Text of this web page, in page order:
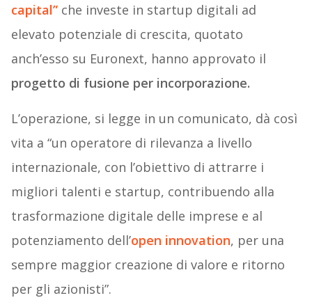
capital”che investe in startup digitali ad
elevato potenziale di crescita, quotato
anch’esso su Euronext, hanno approvato il
progetto di fusione per incorporazione.
L’operazione, si legge in un comunicato, dà così
vita a “un operatore di rilevanza a livello
internazionale, con l’obiettivo di attrarre i
migliori talenti e startup, contribuendo alla
trasformazione digitale delle imprese e al
potenziamento dell’open innovation, per una
sempre maggior creazione di valore e ritorno
per gli azionisti”.